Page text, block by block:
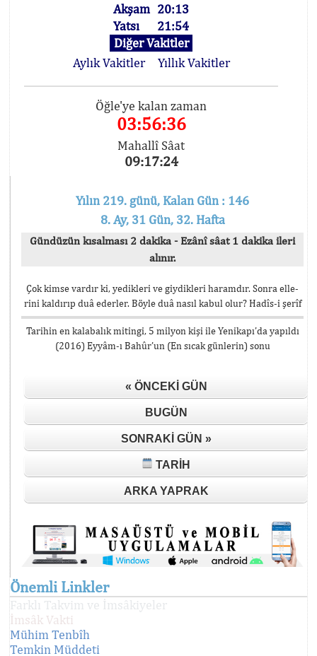
Akşam 20:13
Yatsı
21:54
Diğer Vakitler
Aylık Vakitler
Yıllık Vakitler
Öğle'ye kalan zaman
03:56:35
Mahallî Sâat
09:17:25
Yılın 219. günü, Kalan Gün : 146
8. Ay, 31 Gün, 32. Hafta
Gündüzün kısalması 2 dakika - Ezânî sâat 1 dakika ileri
alınır.
Çok kimse vardır ki, yedikleri ve giydikleri haramdır. Sonra elle-
rini kaldırıp duâ ederler. Böyle duâ nasıl kabul olur? Hadîs-i şerîf
Tarihin en kalabalık mitingi, 5 milyon kişi ile Yenikapı’da yapıldı
(2016) Eyyâm-ı Bahûr’un (En sıcak günlerin) sonu
« ÖNCEKI GÜN
BUGÜN
SONRAKI GÜN »
TARIH
ARKA YAPRAK
Önemli Linkler
Farklı Takvim ve İmsâkiyeler
İmsâk Vakti
Mühim Tenbîh
Temkin Müddeti